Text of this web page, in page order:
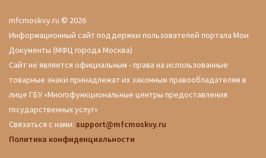
mfcmoskvy.ru © 2026
Информационный сайт поддержки пользователей портала Мои
Документы (МФЦ города Москва)
Сайт не является официальным - права на использованные
товарные знаки принадлежат их законным правообладателям в
лице ГБУ «Многофункциональные центры предоставления
государственных услуг»
Связаться с нами: support@mfcmoskvy.ru
Политика конфиденциальности